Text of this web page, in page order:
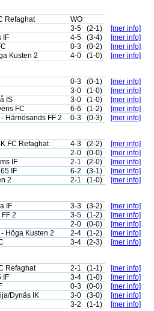
Refaghat
WO
3-5 (2-1)
[mer info]
IF 4-5 (3-4)
[mer info]
0-3 (0-2)
[mer info]
Kusten 2 4-0 (1-0) [mer info]
0-3 (0-1)
[mer info]
3-0 (1-0)
[mer info]
IS 3-0 (1-0)
[mer info]
FC 6-6 (1-2)
[mer info]
Härnösands FF 2 0-3 (0-3) [mer info]
FC Refaghat 4-3 (2-2)
[mer info]
2-0 (0-0)
[mer info]
IF 2-1 (2-0)
[mer info]
IF 6-2 (3-1)
[mer info]
2 2-1 (1-0) [mer info]
IF 3-3 (3-2)
[mer info]
2 3-5 (1-2)
[mer info]
2-0 (0-0)
[mer info]
Höga Kusten 2 2-4 (1-2)
[mer info]
3-4 (2-3) [mer info]
Refaghat 2-1 (1-1)
[mer info]
IF 3-4 (1-0)
[mer info]
0-3 (0-0)
[mer info]
Dynäs IK 3-0 (3-0)
[mer info]
3-2 (1-1) [mer info]